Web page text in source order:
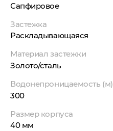
Сапфировое
Застежка
Раскладывающаяся
Материал застежки
Золото/сталь
Водонепроницаемость (м)
300
Размер корпуса
40 мм